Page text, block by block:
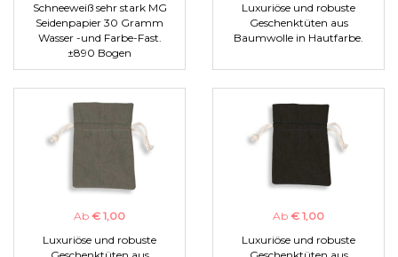
Schneeweiß sehr stark MG
Seidenpapier 30 Gramm
Wasser -und Farbe-Fast.
±890 Bogen
Luxuriöse und robuste
Geschenktüten aus
Baumwolle in Hautfarbe.
Ab € 1,00
Luxuriöse und robuste
Ab € 1,00
Luxuriöse und robuste